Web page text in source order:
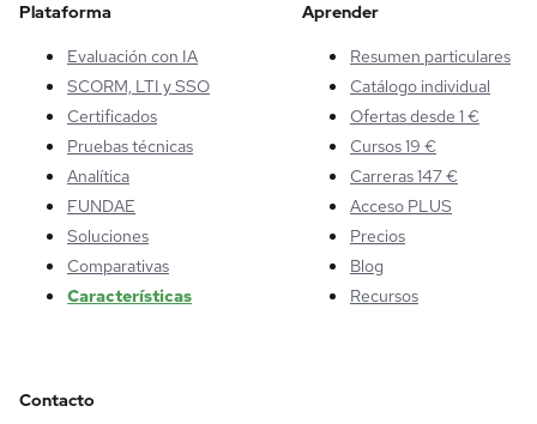
Plataforma
Evaluación con IA
SCORM, LTI y SSO
Certificados
Pruebas técnicas
Analítica
FUNDAE
Soluciones
Comparativas
Características
Aprender
Resumen particulares
Catálogo individual
Ofertas desde 1 €
Cursos 19 €
Carreras 147 €
Acceso PLUS
Precios
Blog
Recursos
Contacto